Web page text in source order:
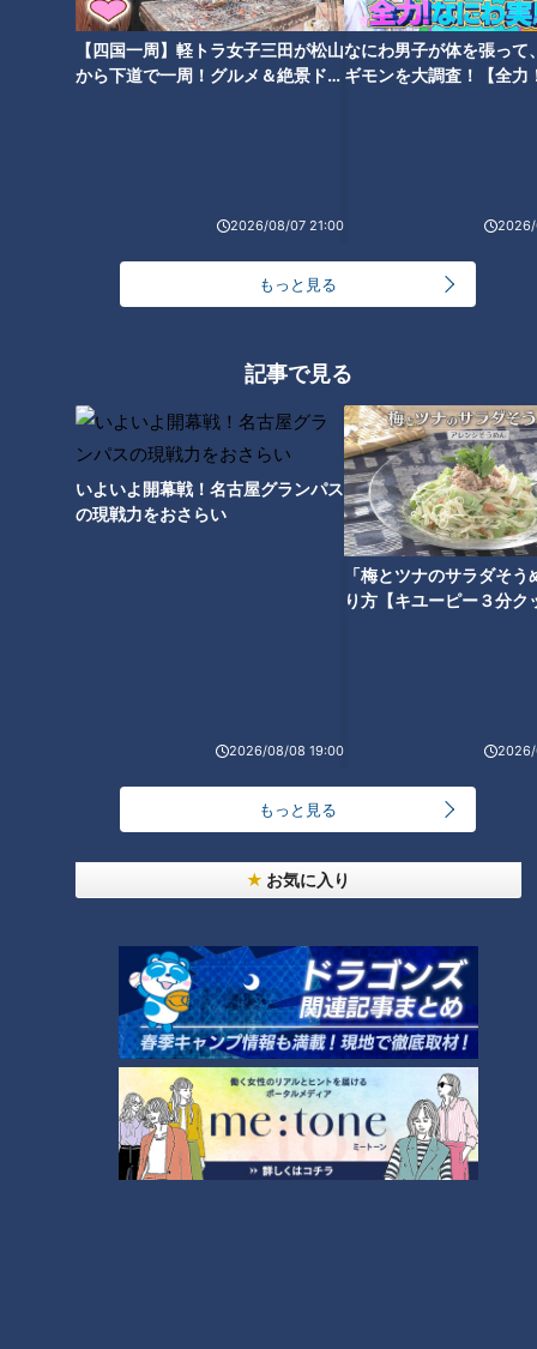
【四国一周】軽トラ女子三田が松山
から下道で一周！グルメ＆絶景ドラ
2026/08/07 21:00
なにわ男子が体を張って
ギモンを大調査！【全力
2026/
もっと見る
記事で見る
いよいよ開幕戦！名古屋グランパス
の現戦力をおさらい
2026/08/08 19:00
「梅とツナのサラダそう
り方【キユーピー３分ク
2026/
もっと見る
お気に入り
スト呼んだの！笑」
山本學【スジナシ】鶴瓶「あん
な人に手をつけるなんて、バレ
るの丸わかり」
イッセー尾形【スジナシ】鶴瓶
思わず「初めてこんな興奮した
わ」売り芝居に買い芝居！
スジナシ 森本レオ 笑福亭鶴瓶
番組紹介
鶴瓶のスジナシ
「鶴瓶のスジナシ」動画
笑福亭鶴瓶とゲストがその日に知らされるセットの中で、台本（＝
スジ）ナシ・打合せナシ・ＮＧナシのぶっつけ本番で“即興ドラ
マ”を演じるバラエティ番組「スジナシ」。1998年にCBCテレビで
放送を開始し、2011年からは番組名を「鶴瓶のスジナシ」に。進
行役にフリーアナウンサーの中井美穂さんが加わりました。その
後、2014年に番組は終了し、現在は定期的に舞台公演が開かれて